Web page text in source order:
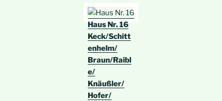
Haus Nr. 16
Keck/Schitt
enhelm/
Braun/Raibl
e/
Knäußler/
Hofer/